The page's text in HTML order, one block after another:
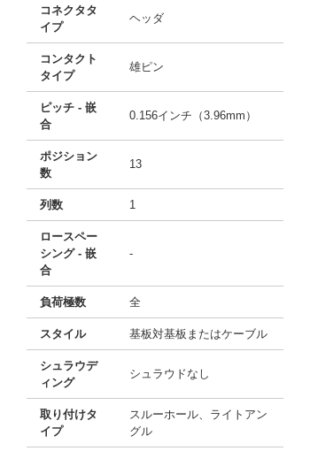
コネクタタ
イプ
ヘッダ
コンタクト
タイプ
雄ピン
ピッチ - 嵌
合
0.156インチ（3.96mm）
ポジション
数
13
列数 1
ロースペー
シング - 嵌
合
-
負荷極数 全
スタイル 基板対基板またはケーブル
シュラウデ
ィング
シュラウドなし
取り付けタ
イプ
スルーホール、ライトアン
グル